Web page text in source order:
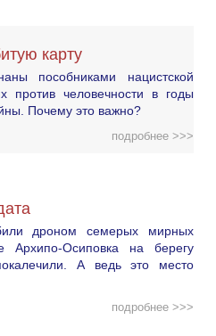
карту
пособниками нацистской
против человечности в годы
Почему это важно?
подробнее >>>
дроном семерых мирных
Осиповка на берегу
А ведь это место
подробнее >>>